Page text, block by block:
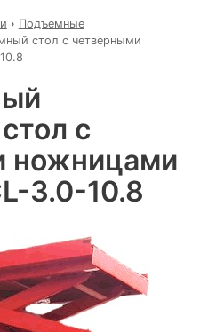
› Подъемные
стол с четверными
с
ножницами
3.0-10.8